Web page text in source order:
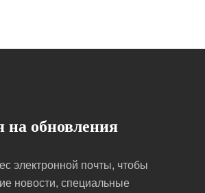
на обновления
электронной почты, чтобы
новости, специальные